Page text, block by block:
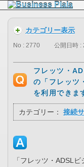
カテゴリー表示
No : 2770 公開日時 :
フレッツ・
の「フレッツ
を利用できま
カテゴリー： 接続
「フレッツ・ADSL